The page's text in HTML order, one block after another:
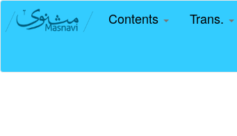
Contents Trans.